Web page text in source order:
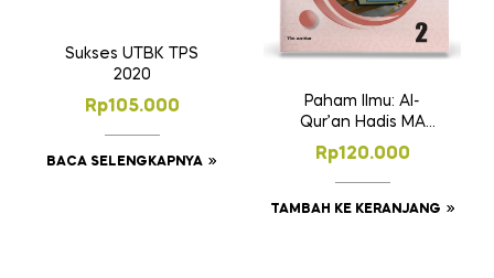
Sukses UTBK TPS
2020
Rp105.000
BACA SELENGKAPNYA
Paham Ilmu: Al-
Qur’an Hadis MA
Kelas 11
Rp120.000
TAMBAH KE KERANJANG